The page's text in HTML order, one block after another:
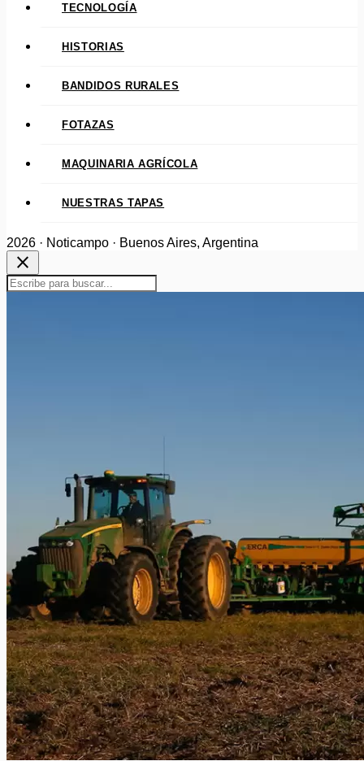
TECNOLOGÍA
HISTORIAS
BANDIDOS RURALES
FOTAZAS
MAQUINARIA AGRÍCOLA
NUESTRAS TAPAS
2026 · Noticampo · Buenos Aires, Argentina
close